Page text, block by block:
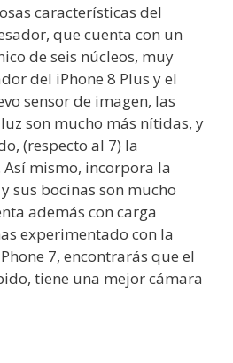
características del
que cuenta con un
de seis núcleos, muy
del iPhone 8 Plus y el
sensor de imagen, las
son mucho más nítidas, y
(respecto al 7) la
mismo, incorpora la
sus bocinas son mucho
además con carga
experimentado con la
7, encontrarás que el
tiene una mejor cámara